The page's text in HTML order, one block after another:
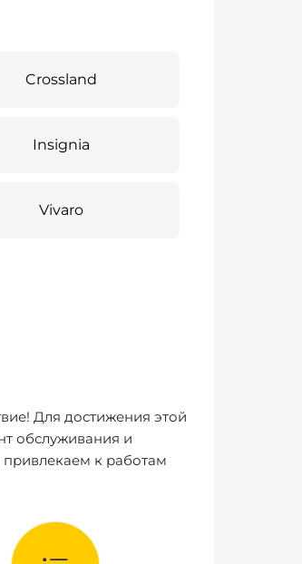
Crossland
Insignia
Vivaro
Для достижения этой
обслуживания и
к работам